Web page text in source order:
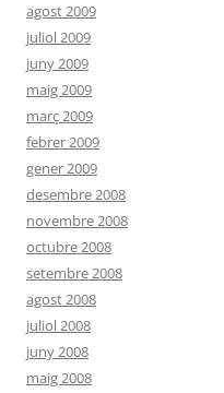
agost 2009
juliol 2009
juny 2009
maig 2009
març 2009
febrer 2009
gener 2009
desembre 2008
novembre 2008
octubre 2008
setembre 2008
agost 2008
juliol 2008
juny 2008
maig 2008